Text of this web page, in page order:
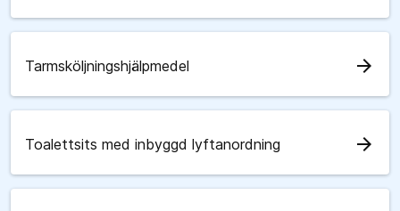
Tarmsköljningshjälpmedel arrow_forward
Toalettsits med inbyggd lyftanordning arrow_forward